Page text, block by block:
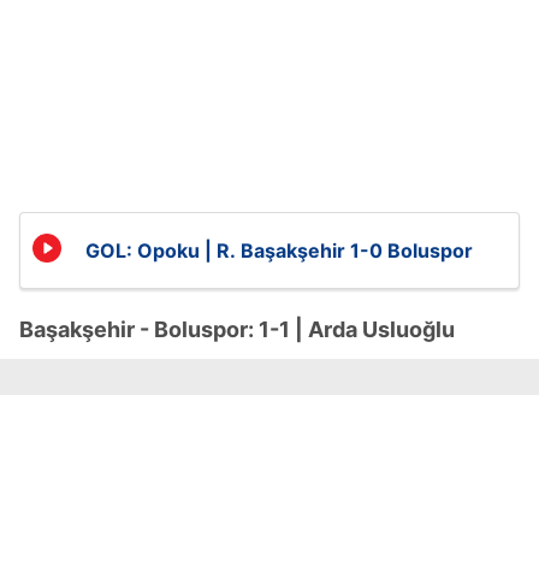
GOL: Opoku | R. Başakşehir 1-0 Boluspor
Başakşehir - Boluspor: 1-1 | Arda Usluoğlu